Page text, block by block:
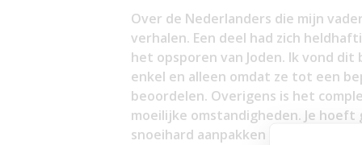
Over de Nederlanders die mijn
verhalen. Een deel had zich
het opsporen van Joden. Ik vond
enkel en alleen omdat ze tot een
beoordelen. Overigens is het
moeilijke omstandigheden. Je
snoeihard aanpakken als je daar